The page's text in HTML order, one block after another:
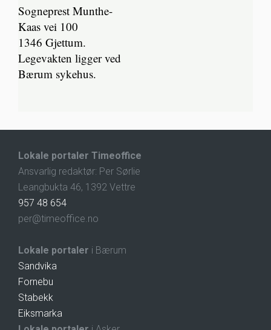
Sogneprest Munthe-
Kaas vei 100
1346 Gjettum.
Legevakten ligger ved
Bærum sykehus.
Lokale portaler Timeoffice
Ansvarlig redaktør: Per Sørlie
Leangbukta 46, 1392 Vettre
957 48 654
per@timeoffice.no
Lokale portaler i Bærum
Sandvika
Fornebu
Stabekk
Eiksmarka